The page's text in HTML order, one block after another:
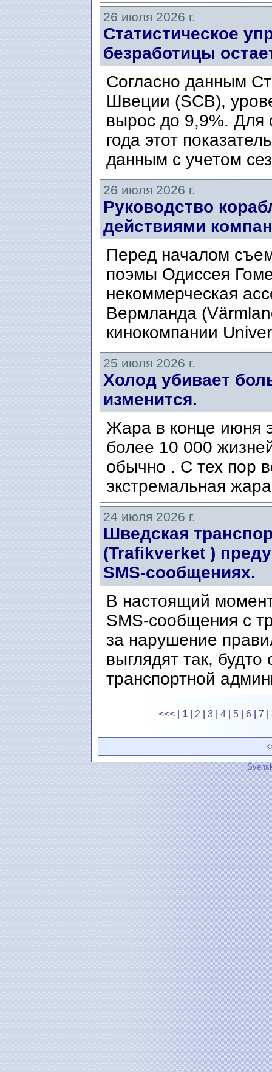
26 июля 2026 г.
Статистическое
безработицы
Согласно данным
Швеции (SCB),
вырос до 9,9%. Для
года этот
данным с учетом
26 июля 2026 г.
Руководство
действиями
Перед началом
поэмы Одиссея
некоммерческая
Вермланда
кинокомпании
25 июля 2026 г.
Холод убивает
изменится.
Жара в конце июня
более 10 000
обычно . С тех пор
экстремальная
24 июля 2026 г.
Шведская
(Trafikverket )
SMS-сообщениях.
В настоящий
SMS-сообщения с
за нарушение
выглядят так,
транспортной
<<< 1 2 |3 |4 5 |6 |7 |